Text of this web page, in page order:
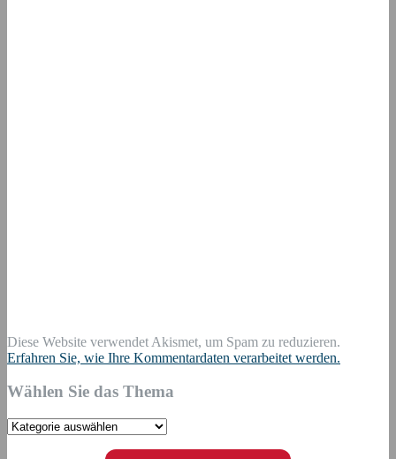
Diese Website verwendet Akismet, um Spam zu reduzieren.
Erfahren Sie, wie Ihre Kommentardaten verarbeitet werden.
Wählen Sie das Thema
Wählen